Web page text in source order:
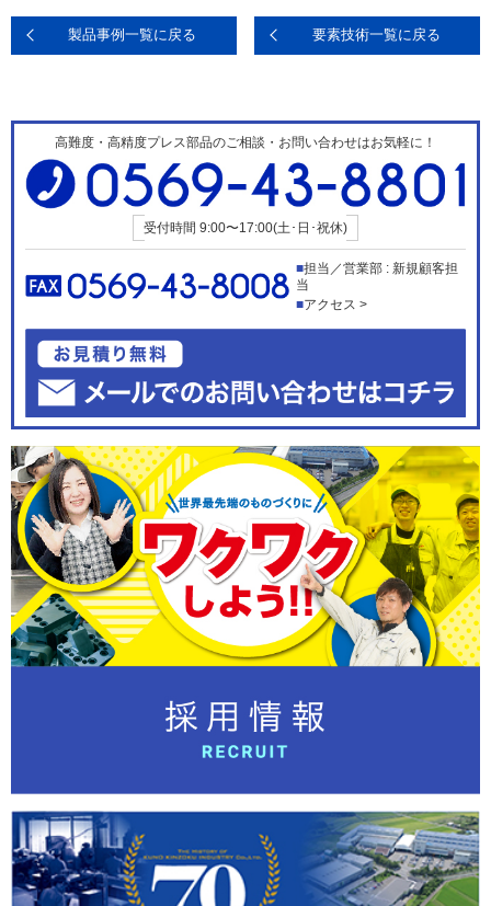
製品事例一覧に戻る 要素技術一覧に戻る
高難度・高精度プレス部品のご相談・お問い合わせはお気軽に！
受付時間 9:00〜17:00(土･日･祝休)
担当／営業部 : 新規顧客担
当
アクセス >